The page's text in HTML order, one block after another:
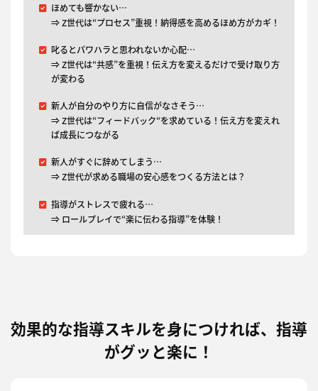
ほめても響かない…
⇒ Z世代は“プロセス”重視！納得感を高めるほめ方がカギ！
叱るとパワハラと思われないか心配…
⇒ Z世代は“共感”を重視！伝え方を変えるだけで受け取り方
が変わる
新人が自分のやり方に自信がなさそう…
⇒ Z世代は“フィードバック“を求めている！伝え方を変えれ
ば成長につながる
新人がすぐに辞めてしまう…
⇒ Z世代が求める職場の安心感をつくる方法とは？
指導がストレスで疲れる…
⇒ ロールプレイで“楽に伝わる指導”を体験！
効果的な指導スキルを身につければ、指導
がグッと楽に！